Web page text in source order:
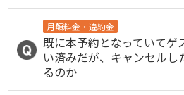
月額料金・違約金
既に本予約となっていてゲ
い済みだが、キャンセルし
るのか